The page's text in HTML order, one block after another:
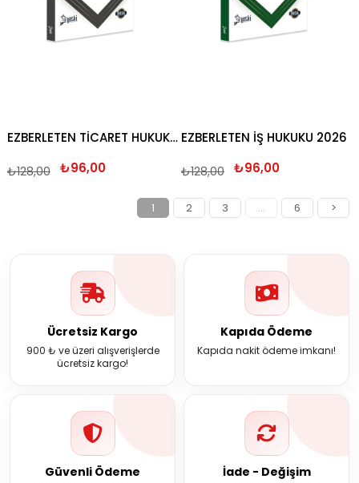
EZBERLETEN TİCARET HUKUKU 2026
₺96,00
₺128,00
EZBERLETEN İŞ HUKUKU 2026
₺96,00
₺128,00
1 2 3 ... 6 >
Ücretsiz Kargo
900 ₺ ve üzeri alışverişlerde
ücretsiz kargo!
Kapıda Ödeme
Kapıda nakit ödeme imkanı!
Güvenli Ödeme İade - Değişim